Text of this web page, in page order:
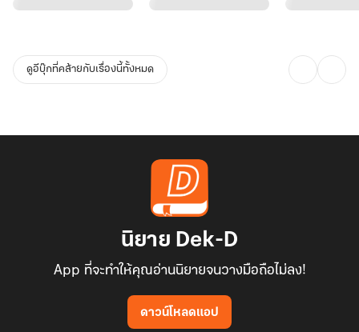
ดูอีบุ๊กที่คล้ายกับเรื่องนี้ทั้งหมด
นิยาย Dek-D
App ที่จะทำให้คุณอ่านนิยายจนวางมือถือไม่ลง!
ดาวน์โหลดแอป